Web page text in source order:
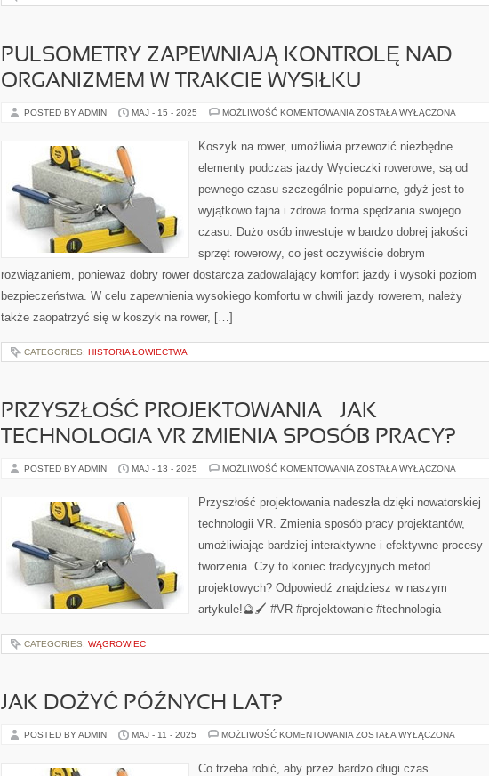
PULSOMETRY ZAPEWNIAJĄ KONTROLĘ NAD
ORGANIZMEM W TRAKCIE WYSIŁKU
POSTED BY ADMIN MAJ - 15 - 2025 MOŻLIWOŚĆ KOMENTOWANIA PULSOMETRY
ORGANIZMEM
TRAKCIE
ZOSTAŁA WYŁĄCZONA
Koszyk na rower, umożliwia przewozić niezbędne
elementy podczas jazdy Wycieczki rowerowe, są od
pewnego czasu szczególnie popularne, gdyż jest to
wyjątkowo fajna i zdrowa forma spędzania swojego
czasu. Dużo osób inwestuje w bardzo dobrej jakości
sprzęt rowerowy, co jest oczywiście dobrym
rozwiązaniem, ponieważ dobry rower dostarcza zadowalający komfort jazdy i wysoki poziom
bezpieczeństwa. W celu zapewnienia wysokiego komfortu w chwili jazdy rowerem, należy
także zaopatrzyć się w koszyk na rower, […]
CATEGORIES: HISTORIA ŁOWIECTWA
PRZYSZŁOŚĆ PROJEKTOWANIA – JAK
TECHNOLOGIA VR ZMIENIA SPOSÓB PRACY?
POSTED BY ADMIN MAJ - 13 - 2025 MOŻLIWOŚĆ KOMENTOWANIA PRZYSZŁOŚĆ
JAK
TECHNOLOGIA
ZMIENIA
PRACY?
ZOSTAŁA WYŁĄCZONA
Przyszłość projektowania nadeszła dzięki nowatorskiej
technologii VR. Zmienia sposób pracy projektantów,
umożliwiając bardziej interaktywne i efektywne procesy
tworzenia. Czy to koniec tradycyjnych metod
projektowych? Odpowiedź znajdziesz w naszym
artykule!🔮🖌️ #VR #projektowanie #technologia
CATEGORIES: WĄGROWIEC
JAK DOŻYĆ PÓŹNYCH LAT?
POSTED BY ADMIN MAJ - 11 - 2025 MOŻLIWOŚĆ KOMENTOWANIA JAK
LAT?
ZOSTAŁA WYŁĄCZONA
Co trzeba robić, aby przez bardzo długi czas